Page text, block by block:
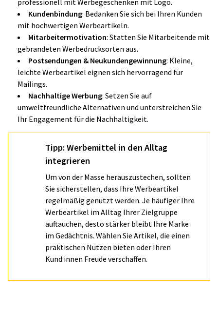
professionell mit Werbegeschenken mit Logo.
Kundenbindung: Bedanken Sie sich bei Ihren Kunden
mit hochwertigen Werbeartikeln.
Mitarbeitermotivation: Statten Sie Mitarbeitende mit
gebrandeten Werbedrucksorten aus.
Postsendungen & Neukundengewinnung: Kleine,
leichte Werbeartikel eignen sich hervorragend für
Mailings.
Nachhaltige Werbung: Setzen Sie auf
umweltfreundliche Alternativen und unterstreichen Sie
Ihr Engagement für die Nachhaltigkeit.
Tipp: Werbemittel in den Alltag
integrieren
Um von der Masse herauszustechen, sollten
Sie sicherstellen, dass Ihre Werbeartikel
regelmäßig genutzt werden. Je häufiger Ihre
Werbeartikel im Alltag Ihrer Zielgruppe
auftauchen, desto stärker bleibt Ihre Marke
im Gedächtnis. Wählen Sie Artikel, die einen
praktischen Nutzen bieten oder Ihren
Kund:innen Freude verschaffen.